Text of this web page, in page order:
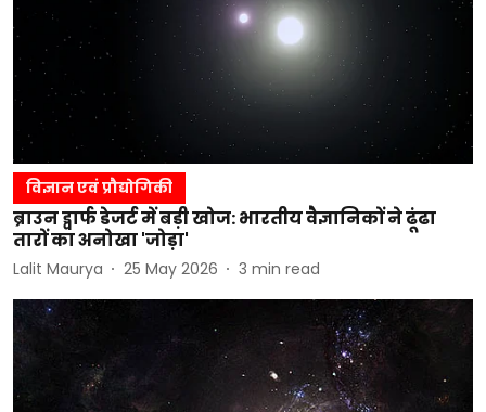
विज्ञान एवं प्रौद्योगिकी
ब्राउन ड्वार्फ डेजर्ट में बड़ी खोज: भारतीय वैज्ञानिकों ने ढूंढा
तारों का अनोखा 'जोड़ा'
Lalit Maurya 25 May 2026 3 min read